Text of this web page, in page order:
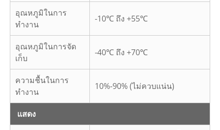
อุณหภูมิในการ
ทำงาน
-10℃ ถึง +55℃
อุณหภูมิในการจัด
เก็บ
-40℃ ถึง +70℃
ความชื้นในการ
ทำงาน
10%-90% (ไม่ควบแน่น)
แสดง